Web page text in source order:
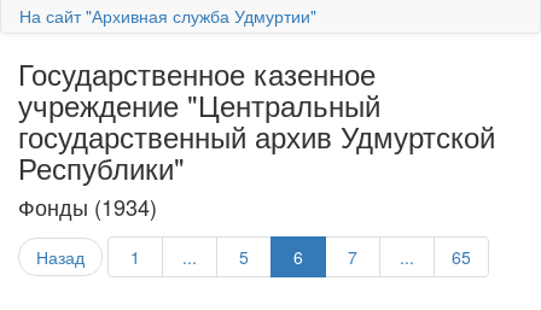
На сайт "Архивная служба Удмуртии"
Государственное казенное
учреждение "Центральный
государственный архив Удмуртской
Республики"
Фонды (1934)
Назад 1 ... 5 6 7 ... 65